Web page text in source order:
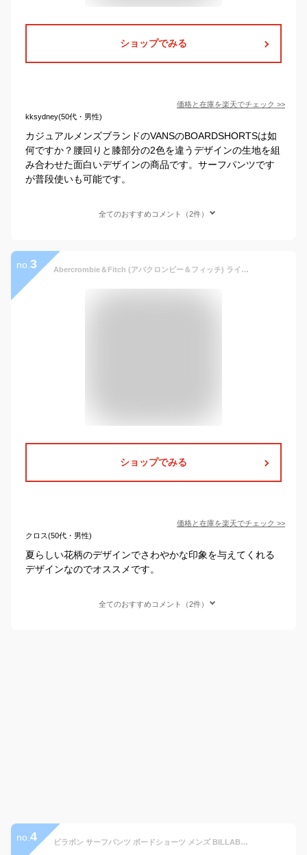
ショップでみる
価格と在庫を楽天でチェック >>
kksydney(50代・男性)
カジュアルメンズブランドのVANSのBOARDSHORTSは如
何ですか？腰回りと膝部分の2色を違うデザインの生地を組
み合わせた面白いデザインの商品です。サーフパンツです
が普段使いも可能です。
全てのおすすめコメント（2件）
no. 3 Abercrombie＆Fitch (アバクロンビー＆フィッチ) ライナー 裏地付き ストレッチ ボードショーツ (水着) (Classic Boardshorts) メンズ (Blue Print) 新品
ショップでみる
価格と在庫を楽天でチェック >>
クロス(50代・男性)
夏らしい花柄のデザインでさわやかな印象を与えてくれる
デザインなのでオススメです。
全てのおすすめコメント（2件）
no. 4 ビラボン サーフパンツ ボードショーツ メンズ BILLABONG 水着 サーフブランド アウトレット 海パン サーフトランクス 19inch【あす楽対応】【翌日配達可能なメール便対応】 BB011-528